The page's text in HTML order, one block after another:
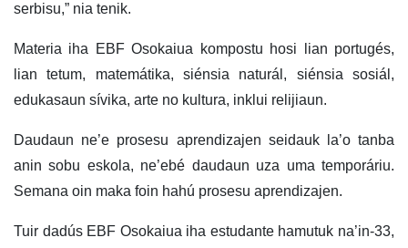
serbisu,” nia tenik.
Materia iha EBF Osokaiua kompostu hosi lian portugés,
lian tetum, matemátika, siénsia naturál, siénsia sosiál,
edukasaun sívika, arte no kultura, inklui relijiaun.
Daudaun ne’e prosesu aprendizajen seidauk la’o tanba
anin sobu eskola, ne’ebé daudaun uza uma temporáriu.
Semana oin maka foin hahú prosesu aprendizajen.
Tuir dadús EBF Osokaiua iha estudante hamutuk na’in-33,